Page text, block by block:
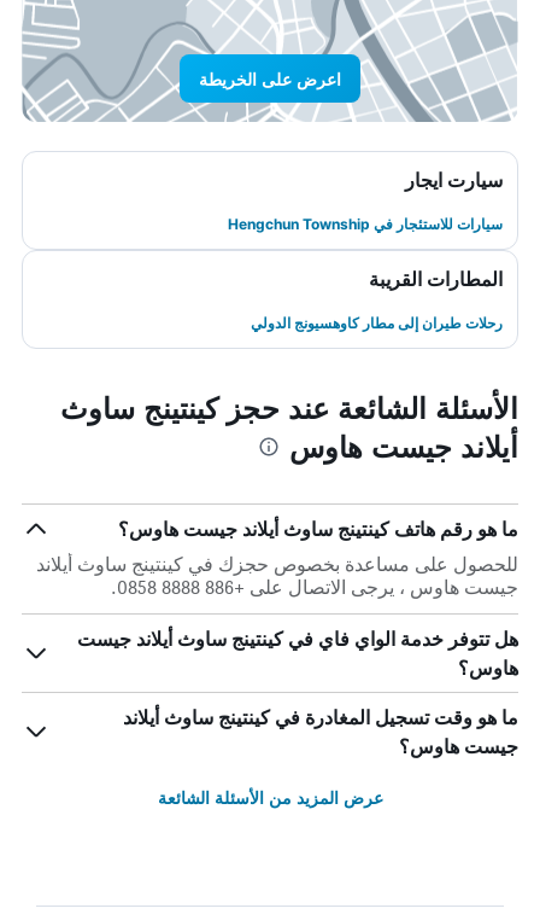
اعرض على الخريطة
سيارت ايجار
سيارات للاستئجار في Hengchun Township
المطارات القريبة
رحلات طيران إلى مطار كاوهسيونج الدولي
الأسئلة الشائعة عند حجز كينتينج ساوث
أيلاند جيست هاوس
ما هو رقم هاتف كينتينج ساوث أيلاند جيست هاوس؟
للحصول على مساعدة بخصوص حجزك في كينتينج ساوث أيلاند
جيست هاوس ، يرجى الاتصال على +886 8888 0858.
هل تتوفر خدمة الواي فاي في كينتينج ساوث أيلاند جيست
هاوس؟
ما هو وقت تسجيل المغادرة في كينتينج ساوث أيلاند
جيست هاوس؟
عرض المزيد من الأسئلة الشائعة